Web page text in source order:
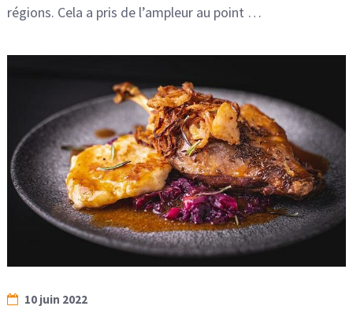
régions. Cela a pris de l’ampleur au point …
10 juin 2022